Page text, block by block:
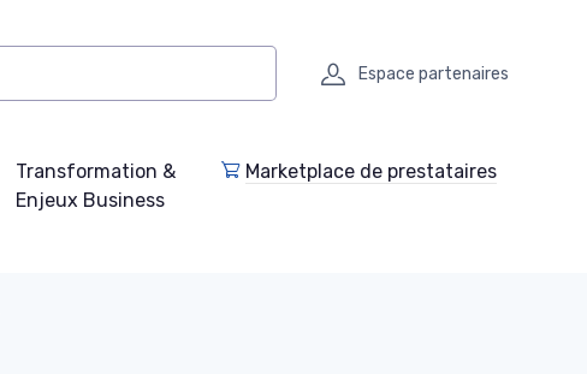
Espace partenaires
Transformation &
Enjeux Business
Marketplace de prestataires